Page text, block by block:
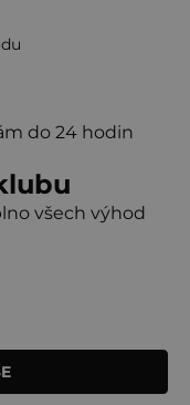
do 24 hodin
všech výhod